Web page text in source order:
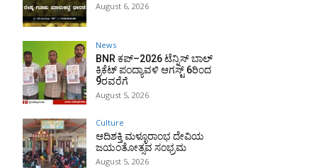
August 6, 2026
News
BNR ಕಪ್–2026 ಟೆನ್ನಿಸ್ ಬಾಲ್
ಕ್ರಿಕೆಟ್ ಪಂದ್ಯಾವಳಿ ಆಗಸ್ಟ್ 6ರಿಂದ
9ರವರೆಗೆ
August 5, 2026
Culture
ಆದಿಶಕ್ತಿ ಮಳ್ಳೂರಾಂಭ ದೇವಿಯ
ಜಯಂತೋತ್ಸವ ಸಂಭ್ರಮ
August 5, 2026